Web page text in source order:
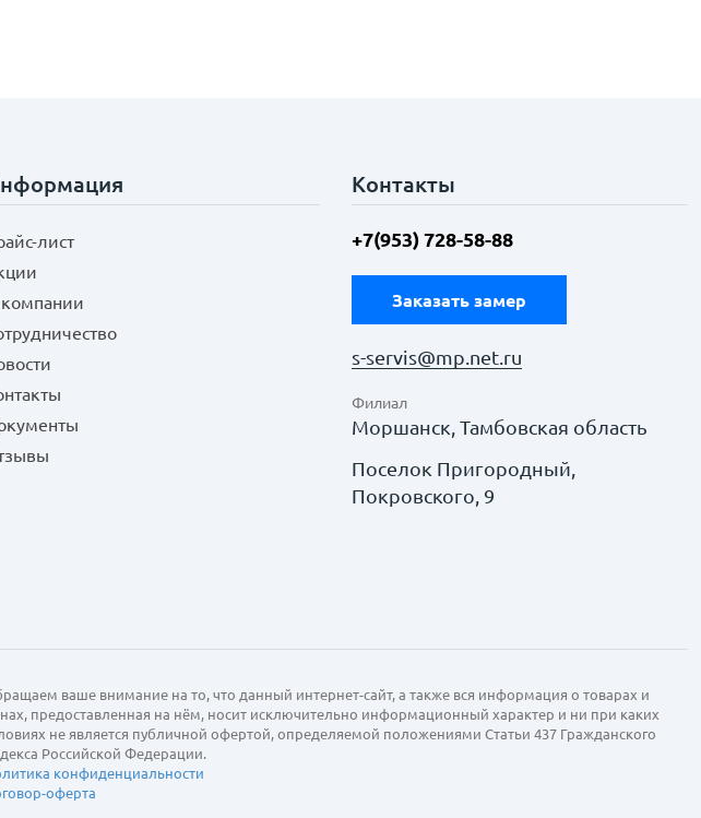
лист
Контакты
+7(953) 728-58-88
Заказать замер
s-servis@mp.net.ru
Филиал
Моршанск, Тамбовская область
Поселок Пригородный,
Покровского, 9
ваше внимание на то, что данный интернет-сайт, а также вся информация о товарах и
предоставленная на нём, носит исключительно информационный характер и ни при каких
не является публичной офертой, определяемой положениями Статьи 437 Гражданского
Российской Федерации.
конфиденциальности
оферта